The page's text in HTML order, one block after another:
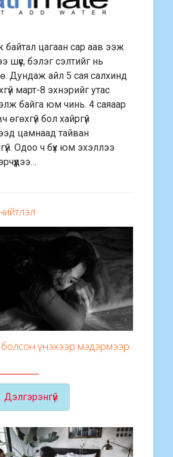
байтал цагаан сар аав ээж
бэлэг сэлтийг нь
Дундаж айл 5 сая салхинд
март-8 эхнэрийг утас
байга юм чинь. 4 саяаар
өгөхгүй бол хайргүй
цамнаад тайван
Одоо ч бүх юм эхэллээ
болсон үнэхээр мэдэрмээр
Дэлгэрэнгүй